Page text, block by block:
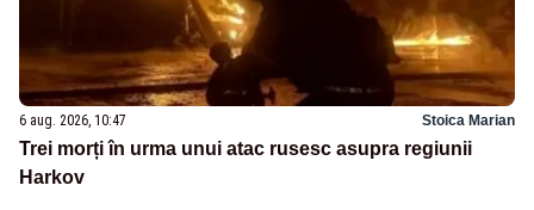
6 aug. 2026, 10:47 Stoica Marian
Trei morți în urma unui atac rusesc asupra regiunii
Harkov